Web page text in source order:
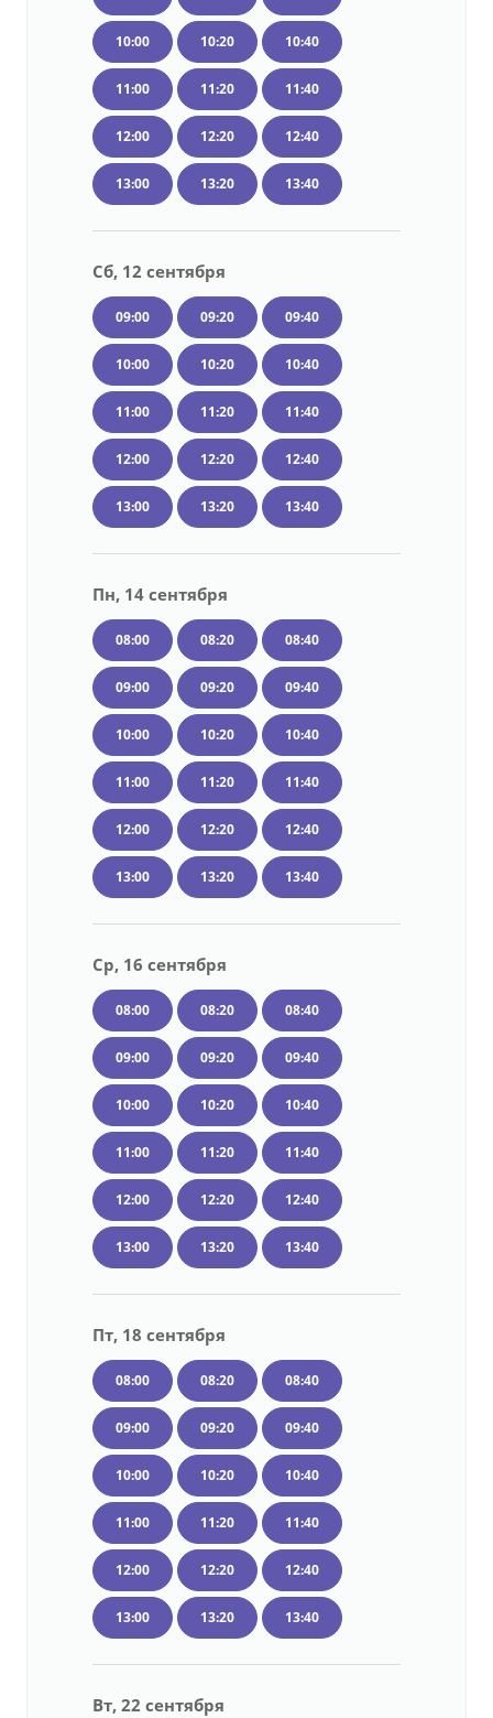
10:00 10:20 10:40
11:00 11:20 11:40
12:00 12:20 12:40
13:00 13:20 13:40
Сб, 12 сентября
09:00 09:20 09:40
10:00 10:20 10:40
11:00 11:20 11:40
12:00 12:20 12:40
13:00 13:20 13:40
Пн, 14 сентября
08:00 08:20 08:40
09:00 09:20 09:40
10:00 10:20 10:40
11:00 11:20 11:40
12:00 12:20 12:40
13:00 13:20 13:40
Ср, 16 сентября
08:00 08:20 08:40
09:00 09:20 09:40
10:00 10:20 10:40
11:00 11:20 11:40
12:00 12:20 12:40
13:00 13:20 13:40
Пт, 18 сентября
08:00 08:20 08:40
09:00 09:20 09:40
10:00 10:20 10:40
11:00 11:20 11:40
12:00 12:20 12:40
13:00 13:20 13:40
Вт, 22 сентября